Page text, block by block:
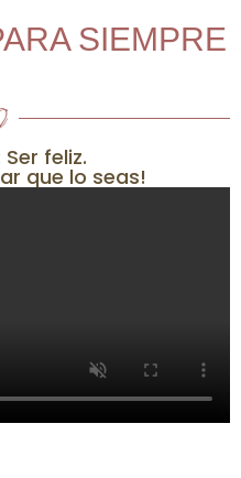
SIEMPRE
feliz.
que lo seas!